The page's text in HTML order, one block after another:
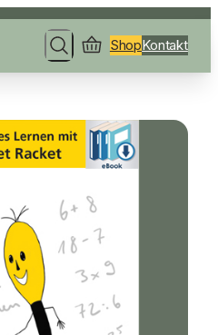
Search ShopKontakt